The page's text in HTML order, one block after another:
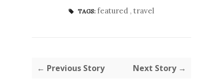
TAGS: featured , travel
← Previous Story Next Story →